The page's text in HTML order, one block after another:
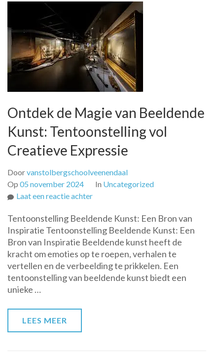
Ontdek de Magie van Beeldende
Kunst: Tentoonstelling vol
Creatieve Expressie
Doorvanstolbergschoolveenendaal
Op 05 november 2024 In Uncategorized
Laat een reactie achterop
de
Magie
van
Beeldende
Kunst:
Tentoonstelling
Tentoonstelling Beeldende Kunst: Een Bron van
Inspiratie Tentoonstelling Beeldende Kunst: Een
Bron van Inspiratie Beeldende kunst heeft de
kracht om emoties op te roepen, verhalen te
vertellen en de verbeelding te prikkelen. Een
tentoonstelling van beeldende kunst biedt een
unieke …
LEES MEER